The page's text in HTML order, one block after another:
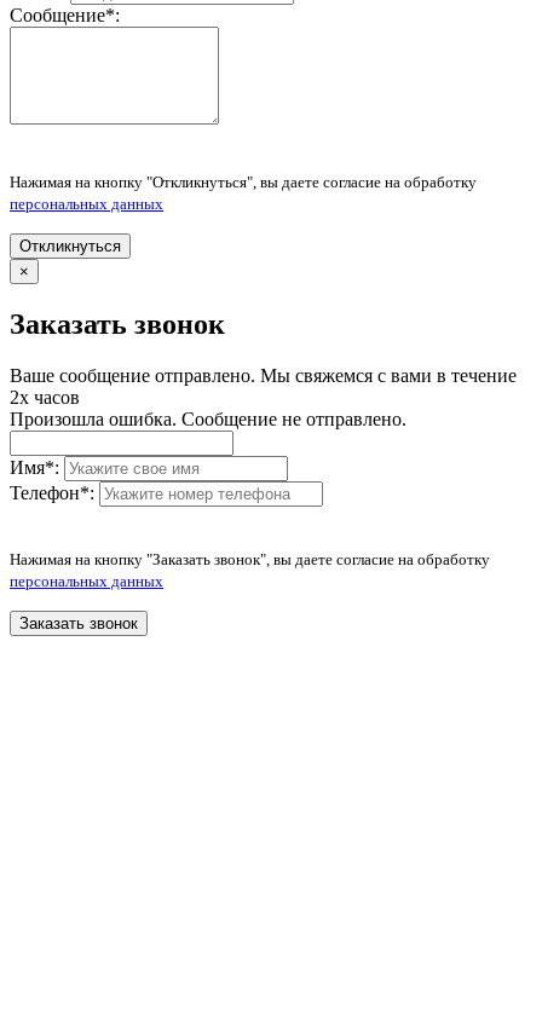
Сообщение*:
Нажимая на кнопку "Откликнуться", вы даете согласие на обработку
персональных данных
Откликнуться
×
Заказать звонок
Ваше сообщение отправлено. Мы свяжемся с вами в течение
2х часов
Произошла ошибка. Сообщение не отправлено.
Имя*:
Телефон*:
Нажимая на кнопку "Заказать звонок", вы даете согласие на обработку
персональных данных
Заказать звонок